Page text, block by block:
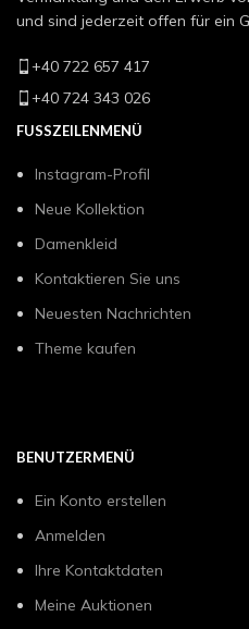
und sind jederzeit offen für ein
+40 722 657 417
+40 724 343 026
FUSSZEILENMENÜ
Instagram-Profil
Neue Kollektion
Damenkleid
Kontaktieren Sie uns
Neuesten Nachrichten
Theme kaufen
BENUTZERMENÜ
Ein Konto erstellen
Anmelden
Ihre Kontaktdaten
Meine Auktionen